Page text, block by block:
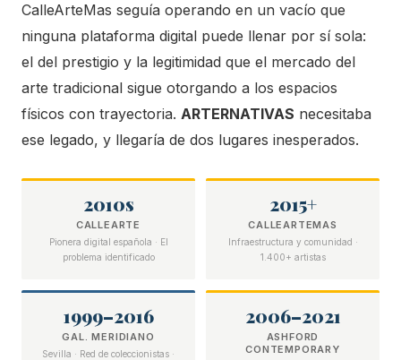
CalleArteMas seguía operando en un vacío que
ninguna plataforma digital puede llenar por sí sola:
el del prestigio y la legitimidad que el mercado del
arte tradicional sigue otorgando a los espacios
físicos con trayectoria. ARTERNATIVAS necesitaba
ese legado, y llegaría de dos lugares inesperados.
2010s
CALLEARTE
Pionera digital española · El
problema identificado
2015+
CALLEARTEMAS
Infraestructura y comunidad ·
1.400+ artistas
1999–2016
GAL. MERIDIANO
Sevilla · Red de coleccionistas ·
2006–2021
ASHFORD
CONTEMPORARY